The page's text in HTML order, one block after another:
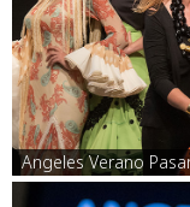
Angeles Verano